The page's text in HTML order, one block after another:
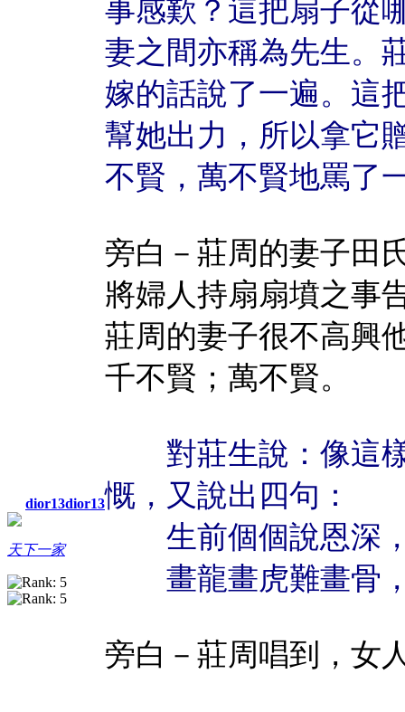
dior13dior13
天下一家
事感歎？這把扇子從
妻之間亦稱為先生。
嫁的話說了一遍。這
幫她出力，所以拿它
不賢，萬不賢地罵了
旁白－莊周的妻子田
將婦人持扇扇墳之事
莊周的妻子很不高興
千不賢；萬不賢。
對莊生說：像這樣
慨，又說出四句：
生前個個說恩深，
畫龍畫虎難畫骨，
旁白－莊周唱到，女